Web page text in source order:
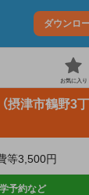
ダウンロ
お気に入り
摂津市鶴野3
等3,500円
予約など